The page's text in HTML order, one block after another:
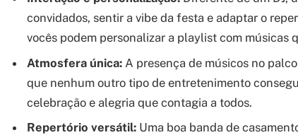
convidados, sentir a vibe da festa e adaptar o
vocês podem personalizar a playlist com músicas
Atmosfera única: A presença de músicos no
que nenhum outro tipo de entretenimento
celebração e alegria que contagia a todos.
Repertório versátil: Uma boa banda de